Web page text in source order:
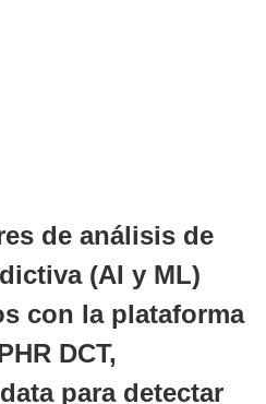
de análisis de
(AI y ML)
con la plataforma
DCT,
para detectar